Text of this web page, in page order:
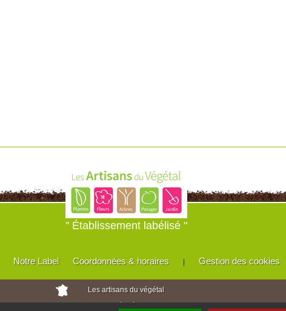
" Établissement labélisé "
Notre Label Coordonnées & horaires | Gestion des cookies
Les artisans du végétal
Horticulteurs et pépinièristes de France